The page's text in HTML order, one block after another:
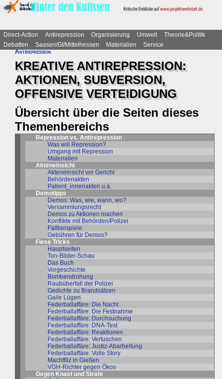
Direct-Action Antirepression Organisierung Umwelt
Theorie&Politik
Debatten
Saasen/GI/Mittelhessen Materialien
Service
Antirepression
KREATIVE ANTIREPRESSION:
AKTIONEN, SUBVERSION,
OFFENSIVE VERTEIDIGUNG
Übersicht über die Seiten dieses
Themenbereichs
Repression vs. Antirepression
Was will Repression?
Umgang mit Repression
Materialien
Akteneinsicht
Akteneinsicht vor Gericht
Behördenakten
Patient_innenakten u.ä.
Demotipps
Demos: Was, wie, wann, wo?
Versammlungsrecht
Demos zu Aktionen machen
Konflikte mit Behörden/Polizei
Fallbeispiele
Gebühren für Demos?
Fiese Tricks
Hauptseiten
Ton-Bilder-Schau
Das Buch
Vorgeschichte
Bombendrohung
Raubüberfall der Polizei
Gedichte zu Brandsätzen
Gaile Lügen
Federballaffäre: Die Nacht
Federballaffäre: Die Festnahme
Federballaffäre: Durchsuchung
Federballaffäre: DNA-Test
Federballaffäre: Reaktionen
Federballaffäre: Vertuschen
Federballaffäre: Justiz-Abarbeitung
Federballaffäre: Volle Story
Machtfilz in Gießen
VGH-Richter gegen Ökos
Gegen Knast und Strafe